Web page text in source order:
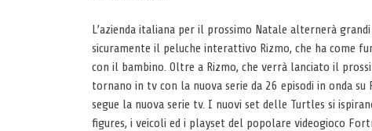
L’azienda italiana per il prossimo Natale alternerà
sicuramente il peluche interattivo Rizmo, che ha come
con il bambino. Oltre a Rizmo, che verrà lanciato il
tornano in tv con la nuova serie da 26 episodi in onda su
segue la nuova serie tv. I nuovi set delle Turtles si
figures, i veicoli ed i playset del popolare videogioco